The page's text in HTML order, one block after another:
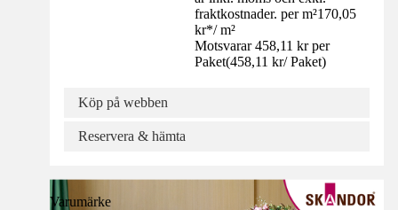
fraktkostnader. per m²170,05
kr*/ m²
Motsvarar 458,11 kr per
Paket(458,11 kr/ Paket)
Köp på webben
Reservera & hämta
Varumärke